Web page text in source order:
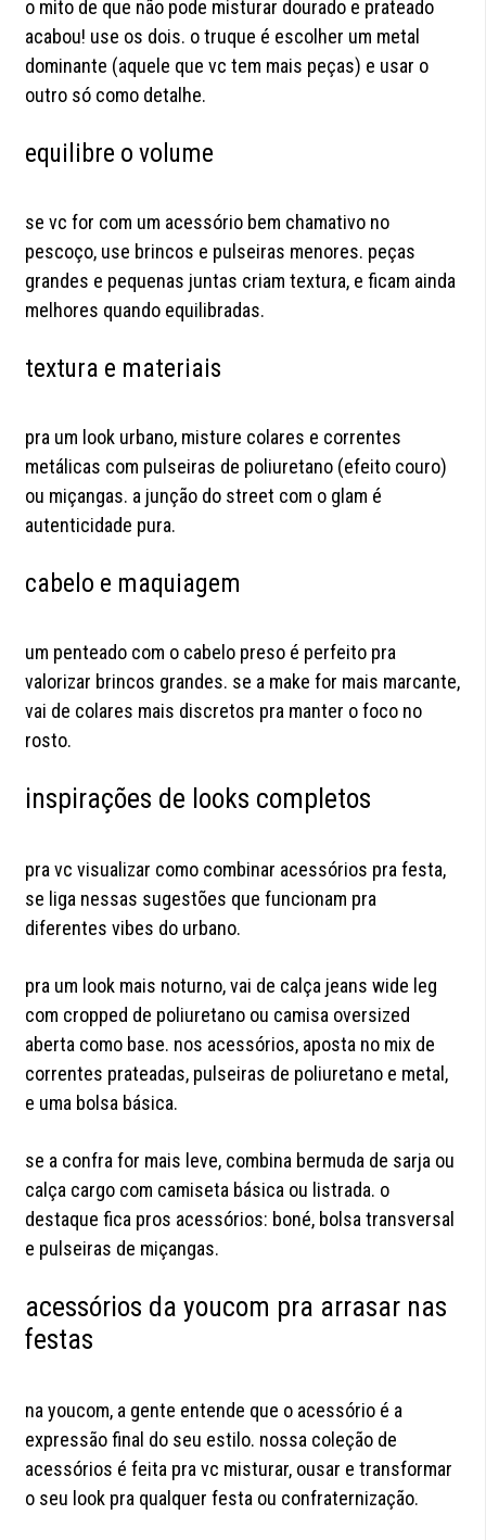
o mito de que não pode misturar dourado e prateado
acabou! use os dois. o truque é escolher um metal
dominante (aquele que vc tem mais peças) e usar o
outro só como detalhe.
equilibre o volume
se vc for com um acessório bem chamativo no
pescoço, use brincos e pulseiras menores. peças
grandes e pequenas juntas criam textura, e ficam ainda
melhores quando equilibradas.
textura e materiais
pra um look urbano, misture colares e correntes
metálicas com pulseiras de poliuretano (efeito couro)
ou miçangas. a junção do street com o glam é
autenticidade pura.
cabelo e maquiagem
um penteado com o cabelo preso é perfeito pra
valorizar brincos grandes. se a make for mais marcante,
vai de colares mais discretos pra manter o foco no
rosto.
inspirações de looks completos
pra vc visualizar como combinar acessórios pra festa,
se liga nessas sugestões que funcionam pra
diferentes vibes do urbano.
pra um look mais noturno, vai de calça jeans wide leg
com cropped de poliuretano ou camisa oversized
aberta como base. nos acessórios, aposta no mix de
correntes prateadas, pulseiras de poliuretano e metal,
e uma bolsa básica.
se a confra for mais leve, combina bermuda de sarja ou
calça cargo com camiseta básica ou listrada. o
destaque fica pros acessórios: boné, bolsa transversal
e pulseiras de miçangas.
acessórios da youcom pra arrasar nas
festas
na youcom, a gente entende que o acessório é a
expressão final do seu estilo. nossa coleção de
acessórios é feita pra vc misturar, ousar e transformar
o seu look pra qualquer festa ou confraternização.